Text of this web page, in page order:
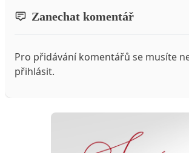
Zanechat komentář
Pro přidávání komentářů se musíte
přihlásit.